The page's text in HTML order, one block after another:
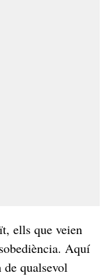
ells que veien
Aquí
qualsevol